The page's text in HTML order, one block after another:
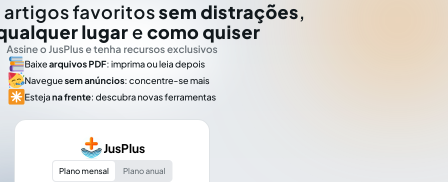
artigos favoritos sem distrações,
lugar e como quiser
Assine o JusPlus e tenha recursos exclusivos
Baixearquivos PDF: imprima ou leia depois
Naveguesem anúncios: concentre-se mais
Esteja na frente: descubra novas ferramentas
JusPlus
Plano mensal
Plano anual